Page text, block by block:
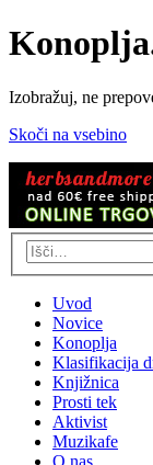
Izobražuj, ne
Skoči na vsebino
Uvod
Novice
Konoplja
Klasifikacija
Knjižnica
Prosti tek
Aktivist
Muzikafe